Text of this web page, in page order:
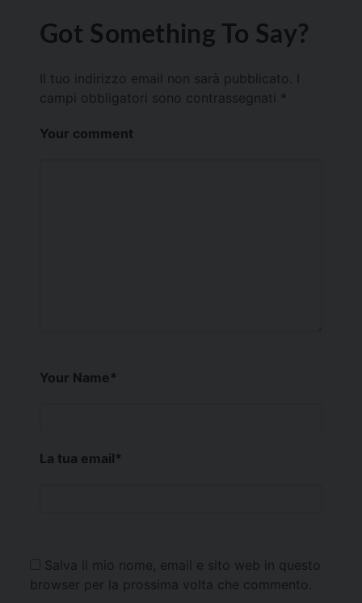
Got Something To Say?
Il tuo indirizzo email non sarà pubblicato.
campi obbligatori sono contrassegnati *
Your comment
Your Name*
La tua email*
Salva il mio nome, email e sito web in questo
browser per la prossima volta che commento.